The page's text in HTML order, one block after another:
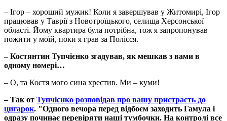
– Ігор – хороший мужик! Коли я завершував у Житомирі, Ігор
працював у Таврії з Новотроїцького, селища Херсонської
області. Йому квартира була потрібна, тож я запропонував
пожити у моїй, поки я грав за Полісся.
– Костянтин Тупчієнко згадував, як мешкав з вами в
одному номері…
– О, та Костя мого сина хрестив. Ми – куми!
– Так от Тупчієнко розповідав про вашу пристрасть до
цигарок. "Одного вечора перед відбоєм заходить Гамула і
одразу починає перевіряти наші тумбочки. На контролі все